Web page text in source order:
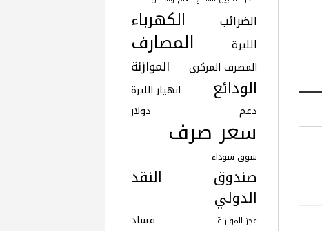
الضرائب الكهرباء
الليرة المصارف
المصرف المركزي الموازنة
الودائع
انهيار الليرة
دعم
دولار
سعر صرف
سوق سوداء
صندوق النقد
الدولي
عجز الموازنة
فساد